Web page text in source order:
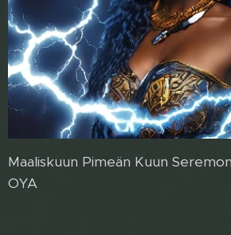
Maaliskuun Pimeän Kuun
OYA